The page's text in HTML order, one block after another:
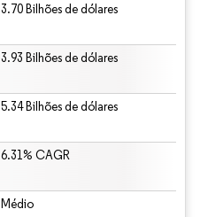
3.70 Bilhões de dólares
3.93 Bilhões de dólares
5.34 Bilhões de dólares
6.31% CAGR
Médio